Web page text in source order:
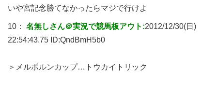
いや宮記念勝てなかったらマジで行けよ
10： 名無しさん＠実況で競馬板アウト:2012/12/30(日)
22:54:43.75 ID:QndBmH5b0
＞メルボルンカップ…トウカイトリック